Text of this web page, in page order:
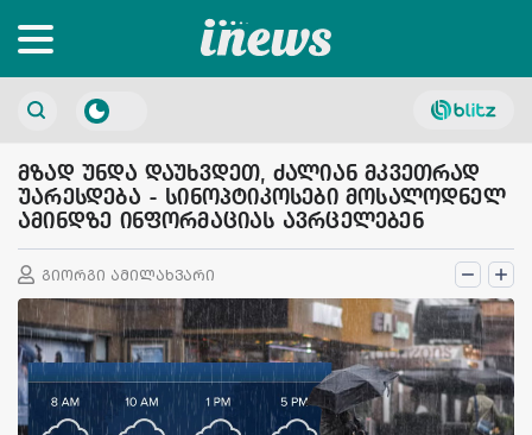
მზად უნდა დაუხვდეთ, ძალიან მკვეთრად
უარესდება - სინოპტიკოსები მოსალოდნელ
ამინდზე ინფორმაციას ავრცელებენ
გიორგი ამილახვარი